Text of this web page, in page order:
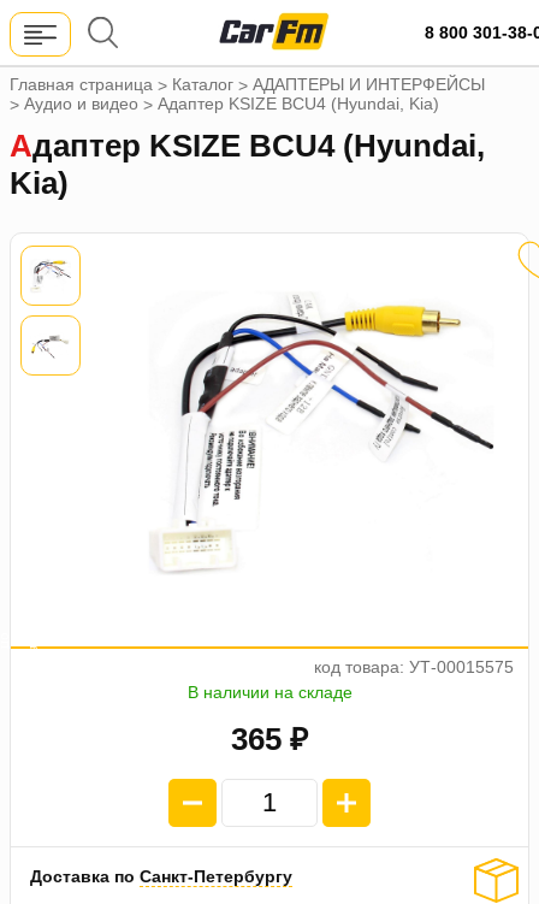
8 800 301-38-
Главная страница > Каталог > АДАПТЕРЫ И ИНТЕРФЕЙСЫ
> Аудио и видео > Адаптер KSIZE BCU4 (Hyundai, Kia)
Адаптер KSIZE BCU4 (Hyundai,
Kia)
код товара: УТ-00015575
В наличии на складе
365 ₽
а
Доставка по Санкт-Петербургу